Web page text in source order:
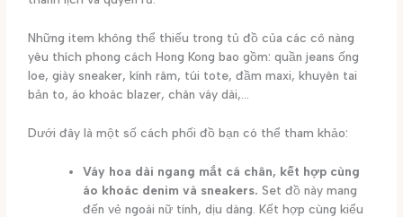
Những item không thể thiếu trong tủ đồ của các cô nàng
yêu thích phong cách Hong Kong bao gồm: quần jeans ống
loe, giày sneaker, kính râm, túi tote, đầm maxi, khuyên tai
bản to, áo khoác blazer, chân váy dài,…
Dưới đây là một số cách phối đồ bạn có thể tham khảo:
Váy hoa dài ngang mắt cá chân, kết hợp cùng
áo khoác denim và sneakers. Set đồ này mang
đến vẻ ngoài nữ tính, dịu dàng. Kết hợp cùng kiểu